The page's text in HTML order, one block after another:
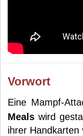
Vorwort
Eine Mampf-
Meals wird
ihrer Handkarten